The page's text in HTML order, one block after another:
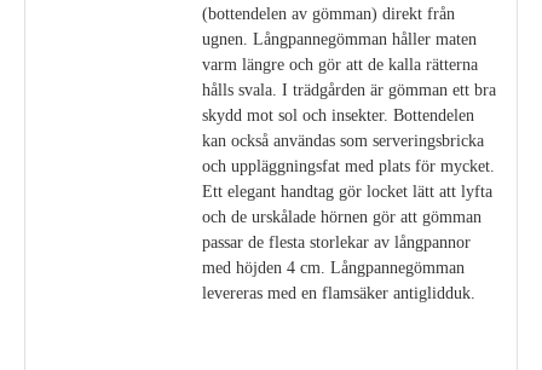
(bottendelen av gömman) direkt från
ugnen. Långpannegömman håller maten
varm längre och gör att de kalla rätterna
hålls svala. I trädgården är gömman ett bra
skydd mot sol och insekter. Bottendelen
kan också användas som serveringsbricka
och uppläggningsfat med plats för mycket.
Ett elegant handtag gör locket lätt att lyfta
och de urskålade hörnen gör att gömman
passar de flesta storlekar av långpannor
med höjden 4 cm. Långpannegömman
levereras med en flamsäker antiglidduk.